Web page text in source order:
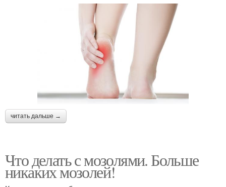
читать дальше →
Что делать с мозолями. Больше
никаких мозолей!